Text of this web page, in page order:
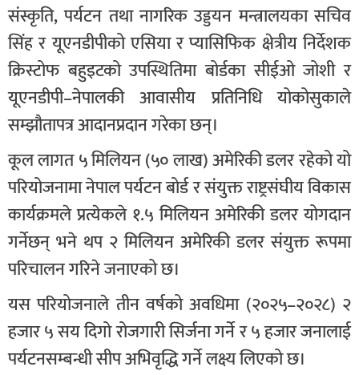
संस्कृति, पर्यटन तथा नागरिक उड्डयन मन्त्रालयका सचिव
सिंह र यूएनडीपीको एसिया र प्यासिफिक क्षेत्रीय निर्देशक
क्रिस्टोफ बहुइटको उपस्थितिमा बोर्डका सीईओ जोशी र
यूएनडीपी–नेपालकी आवासीय प्रतिनिधि योकोसुकाले
सम्झौतापत्र आदानप्रदान गरेका छन्।
कूल लागत ५ मिलियन (५० लाख) अमेरिकी डलर रहेको यो
परियोजनामा नेपाल पर्यटन बोर्ड र संयुक्त राष्ट्रसंघीय विकास
कार्यक्रमले प्रत्येकले १.५ मिलियन अमेरिकी डलर योगदान
गर्नेछन् भने थप २ मिलियन अमेरिकी डलर संयुक्त रूपमा
परिचालन गरिने जनाएको छ।
यस परियोजनाले तीन वर्षको अवधिमा (२०२५–२०२८) २
हजार ५ सय दिगो रोजगारी सिर्जना गर्ने र ५ हजार जनालाई
पर्यटनसम्बन्धी सीप अभिवृद्धि गर्ने लक्ष्य लिएको छ।